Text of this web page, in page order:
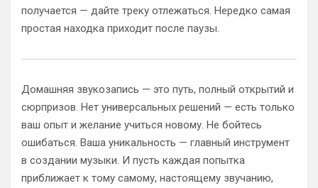
получается — дайте треку отлежаться. Нередко самая
простая находка приходит после паузы.
Домашняя звукозапись — это путь, полный открытий и
сюрпризов. Нет универсальных решений — есть только
ваш опыт и желание учиться новому. Не бойтесь
ошибаться. Ваша уникальность — главный инструмент
в создании музыки. И пусть каждая попытка
приближает к тому самому, настоящему звучанию,